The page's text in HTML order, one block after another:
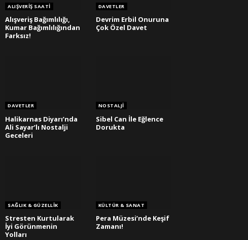
ALIŞVERIŞ SAATI
Alışveriş Bağımlılığı,
Kumar Bağımlılığından
Farksız!
DAVETLER
Devrim Erbil Onuruna
Çok Özel Davet
DAVETLER
Halikarnas Diyarı’nda
Ali Sayar’lı Nostalji
Geceleri
NOSTALJI
Sibel Can İle Eğlence
Dorukta
SAĞLIK & GÜZELLIK
Stresten Kurtularak
İyi Görünmenin
Yolları
KÜLTÜR & SANAT
Pera Müzesi’nde Keşif
Zamanı!